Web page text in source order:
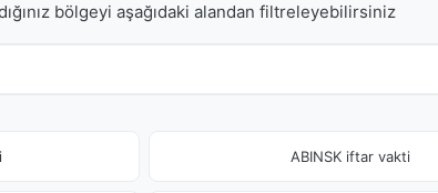
bölgeyi aşağıdaki alandan filtreleyebilirsiniz
ABINSK iftar vakti